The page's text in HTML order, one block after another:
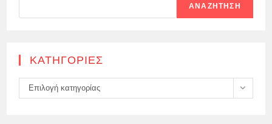
ΑΝΑΖΉΤΗΣΗ
KΑΤΗΓΟΡΊΕΣ
Kατηγορίες
Επιλογή κατηγορίας